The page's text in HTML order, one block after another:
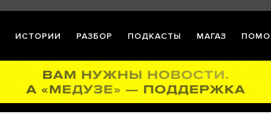
ИСТОРИИ РАЗБОР ПОДКАСТЫ МАГАЗ